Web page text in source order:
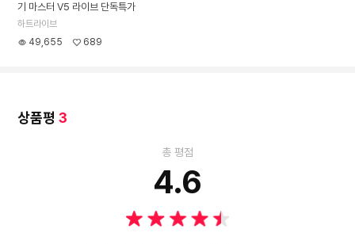
기 마스터 V5 라이브 단독특가
하트라이브
49,655
689
상품평 3
총 평점
4.6